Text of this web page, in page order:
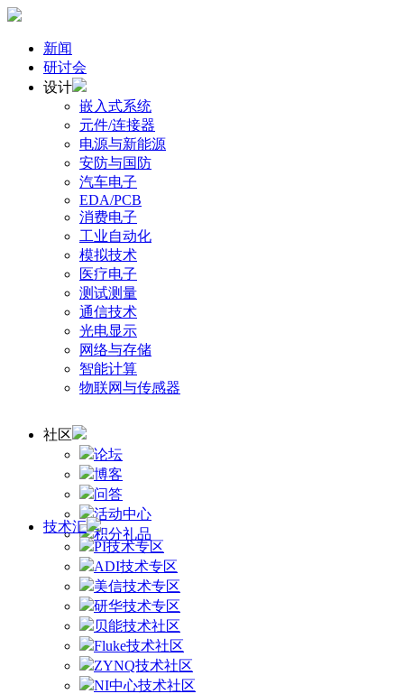
新闻
研讨会
设计
嵌入式系统
元件/连接器
电源与新能源
安防与国防
汽车电子
EDA/PCB
消费电子
工业自动化
模拟技术
医疗电子
测试测量
通信技术
光电显示
网络与存储
智能计算
物联网与传感器
社区
论坛
博客
问答
活动中心
积分礼品
技术汇
PI技术专区
ADI技术专区
美信技术专区
研华技术专区
贝能技术社区
Fluke技术社区
ZYNQ技术社区
NI中心技术社区